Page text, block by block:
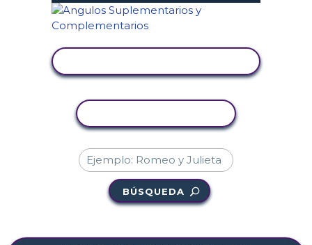
BÚSQUEDA